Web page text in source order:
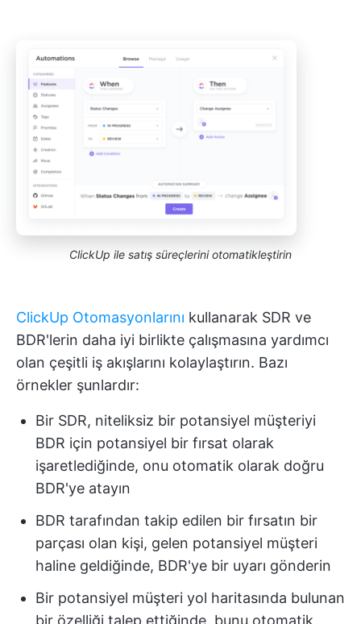
ClickUp ile satış süreçlerini otomatikleştirin
ClickUp Otomasyonlarını kullanarak SDR ve
BDR'lerin daha iyi birlikte çalışmasına yardımcı
olan çeşitli iş akışlarını kolaylaştırın. Bazı
örnekler şunlardır:
Bir SDR, niteliksiz bir potansiyel müşteriyi
BDR için potansiyel bir fırsat olarak
işaretlediğinde, onu otomatik olarak doğru
BDR'ye atayın
BDR tarafından takip edilen bir fırsatın bir
parçası olan kişi, gelen potansiyel müşteri
haline geldiğinde, BDR'ye bir uyarı gönderin
Bir potansiyel müşteri yol haritasında bulunan
bir özelliği talep ettiğinde, bunu otomatik